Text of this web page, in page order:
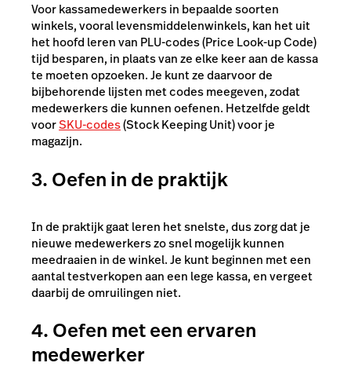
Voor kassamedewerkers in bepaalde soorten
winkels, vooral levensmiddelenwinkels, kan het uit
het hoofd leren van PLU-codes (Price Look-up Code)
tijd besparen, in plaats van ze elke keer aan de kassa
te moeten opzoeken. Je kunt ze daarvoor de
bijbehorende lijsten met codes meegeven, zodat
medewerkers die kunnen oefenen. Hetzelfde geldt
voorSKU-codes(Stock Keeping Unit) voor je
magazijn.
3. Oefen in de praktijk
In de praktijk gaat leren het snelste, dus zorg dat je
nieuwe medewerkers zo snel mogelijk kunnen
meedraaien in de winkel. Je kunt beginnen met een
aantal testverkopen aan een lege kassa, en vergeet
daarbij de omruilingen niet.
4. Oefen met een ervaren
medewerker